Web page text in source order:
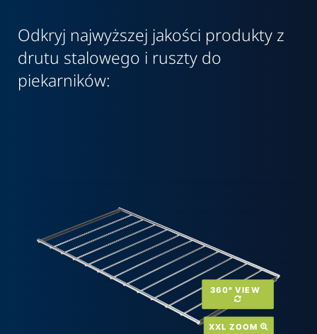
Odkryj najwyższej jakości produkty z
drutu stalowego i ruszty do
piekarników:
XXL ZOOM